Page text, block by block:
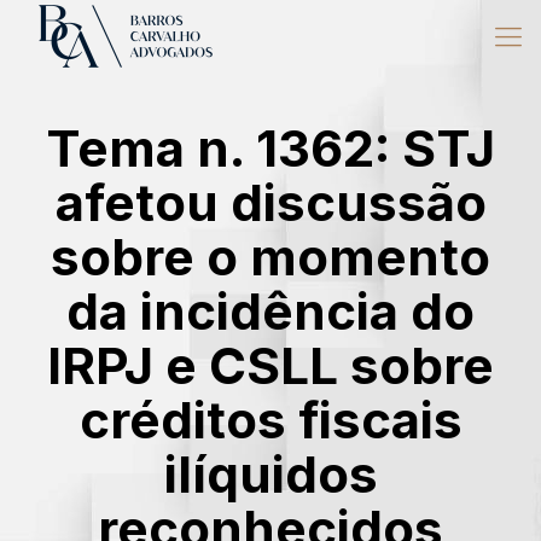
Tema n. 1362: STJ
afetou discussão
sobre o momento
da incidência do
IRPJ e CSLL sobre
créditos fiscais
ilíquidos
reconhecidos